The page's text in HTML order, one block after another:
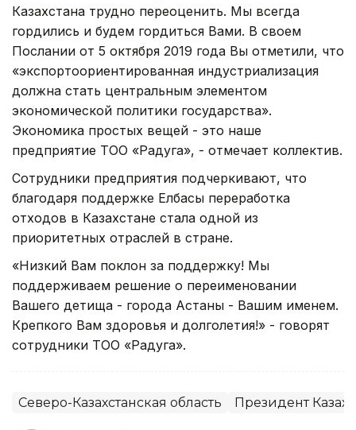
Казахстана трудно переоценить. Мы всегда
гордились и будем гордиться Вами. В своем
Послании от 5 октября 2019 года Вы отметили, что
«экспортоориентированная индустриализация
должна стать центральным элементом
экономической политики государства».
Экономика простых вещей - это наше
предприятие ТОО «Радуга», - отмечает коллектив.
Сотрудники предприятия подчеркивают, что
благодаря поддержке Елбасы переработка
отходов в Казахстане стала одной из
приоритетных отраслей в стране.
«Низкий Вам поклон за поддержку! Мы
поддерживаем решение о переименовании
Вашего детища - города Астаны - Вашим именем.
Крепкого Вам здоровья и долголетия!» - говорят
сотрудники ТОО «Радуга».
Северо-Казахстанская область Президент